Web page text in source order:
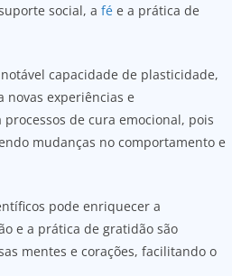
social, a fé e a prática de
capacidade de plasticidade,
novas experiências e
de cura emocional, pois
mudanças no comportamento e
pode enriquecer a
e a prática de gratidão são
mentes e corações, facilitando o